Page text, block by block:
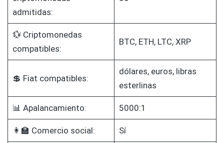
admitidas:
💱 Criptomonedas
compatibles:
BTC, ETH, LTC, XRP
💲 Fiat compatibles:
dólares, euros, libras
esterlinas
📊 Apalancamiento: 5000:1
👩‍🏫 Comercio social: Sí